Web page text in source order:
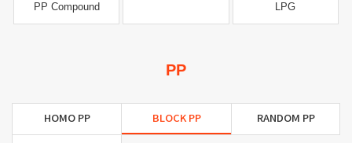
PP Compound
LPG
PP
HOMO PP BLOCK PP RANDOM PP